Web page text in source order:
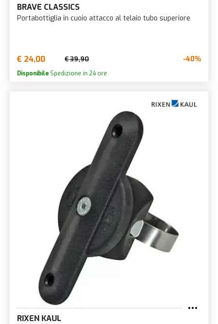
BRAVE CLASSICS
Portabottiglia in cuoio attacco al telaio tubo superiore
€ 24,00 € 39,90 -40%
Disponibile Spedizione in 24 ore
RIXEN KAUL